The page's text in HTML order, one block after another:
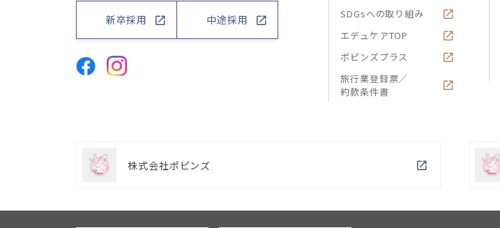
新卒採用 中途採用
SDGsへの取り組み
エデュケアTOP
ポピンズプラス
旅行業登録票／
約款条件書
株式会社ポピンズ